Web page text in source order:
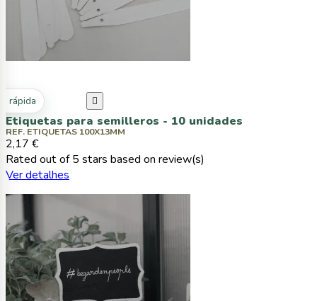
rápida 
Etiquetas para semilleros - 10 unidades
REF. ETIQUETAS 100X13MM
2,17 €
Rated out of 5 stars based on review(s)
Ver detalhes